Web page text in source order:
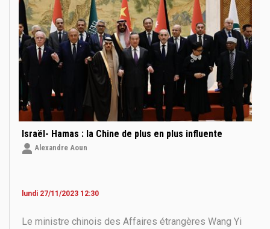
Israël- Hamas : la Chine de plus en plus influente
Alexandre Aoun
lundi 27/11/2023 12:30
Le ministre chinois des Affaires étrangères Wang Yi